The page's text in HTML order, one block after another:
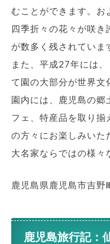
むことができます。お
四季折々の花々が咲き
が数多く残されていま
また、平成27年には、
て園の大部分が世界文
園内には、鹿児島の郷
フェ、特産品を取り揃
の方々にお楽しみいた
大名家ならではの様々
鹿児島県鹿児島市吉
鹿児島旅行記：